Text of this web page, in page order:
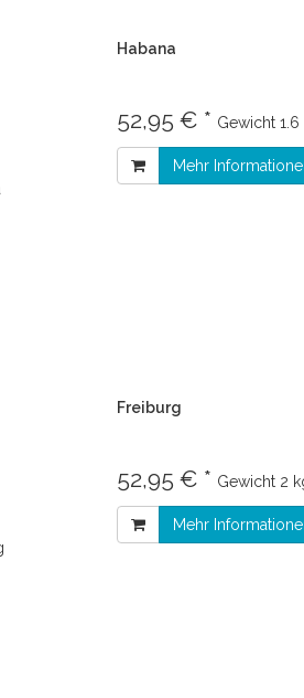
Habana
52,95 € * Gewicht 1.6
Mehr
Freiburg
52,95 € * Gewicht 2
Mehr